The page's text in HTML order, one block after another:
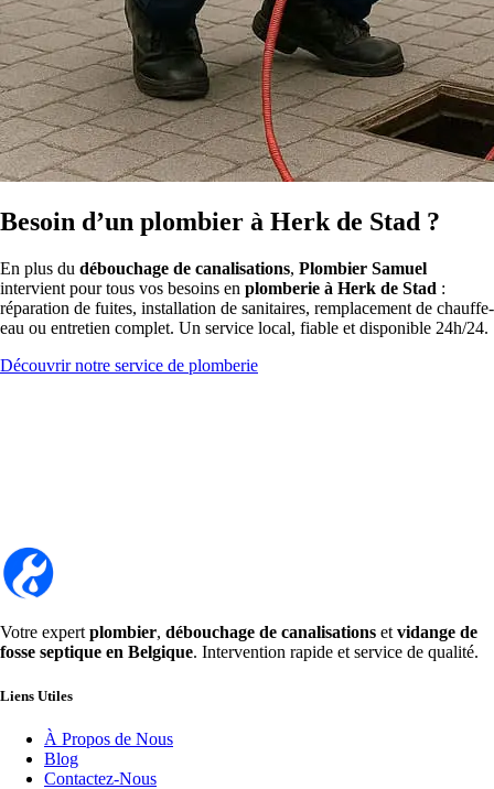
Besoin d’un plombier à Herk de Stad ?
En plus du débouchage de canalisations, Plombier Samuel
intervient pour tous vos besoins en plomberie à Herk de Stad :
réparation de fuites, installation de sanitaires, remplacement de chauffe-
eau ou entretien complet. Un service local, fiable et disponible 24h/24.
Découvrir notre service de plomberie
Votre expert plombier, débouchage de canalisations et vidange de
fosse septique en Belgique. Intervention rapide et service de qualité.
Liens Utiles
À Propos de Nous
Blog
Contactez-Nous